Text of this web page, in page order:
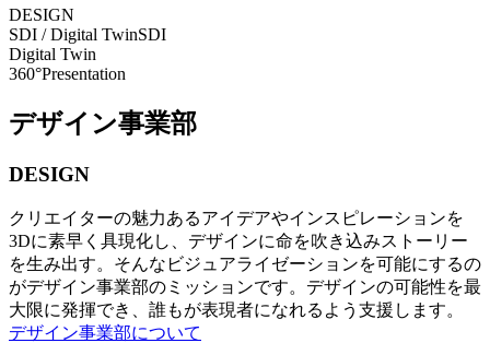
DESIGN
SDI / Digital TwinSDI
Digital Twin
360°Presentation
デザイン事業部
DESIGN
クリエイターの魅力あるアイデアやインスピレーションを
3Dに素早く具現化し、デザインに命を吹き込みストーリー
を生み出す。そんなビジュアライゼーションを可能にするの
がデザイン事業部のミッションです。デザインの可能性を最
大限に発揮でき、誰もが表現者になれるよう支援します。
デザイン事業部について